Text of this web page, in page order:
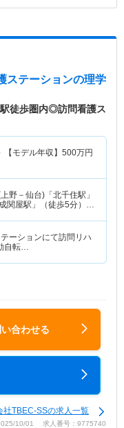
ステーションの理学
徒歩圏内◎訪問看護ス
【モデル年収】 500万円
野－仙台)「北千住駅」
関屋駅」（徒歩5分）
ーションにて訪問リハ
自転…
合わせる
社TBEC-SSの求人一覧
10/01 求人番号：9775740